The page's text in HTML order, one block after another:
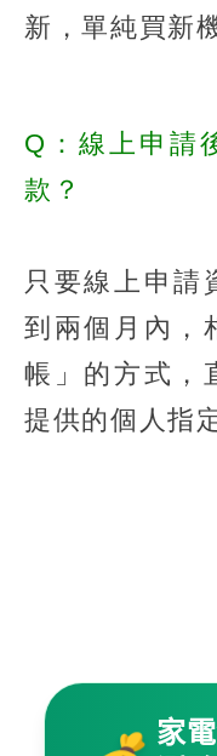
新，單純買新
Q：線上申請
款？
只要線上申請
到兩個月內，
帳」的方式，
提供的個人指